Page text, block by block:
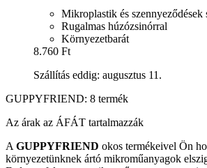
Mikroplastik és szennyeződések
Rugalmas húzózsinórral
Környezetbarát
8.760 Ft
Szállítás eddig: augusztus 11.
GUPPYFRIEND: 8 termék
Az árak az ÁFÁT tartalmazzák
A GUPPYFRIEND okos termékeivel Ön
környezetünknek ártó mikroműanyagok